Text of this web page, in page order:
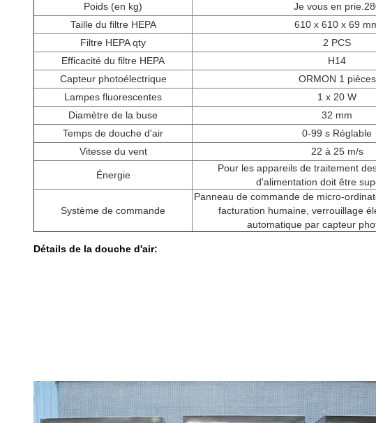
Poids (en kg)
Je vous en
Taille du filtre HEPA
610 x 610 x 69
Filtre HEPA qty
2 PCS
Efficacité du filtre HEPA
H14
Capteur photoélectrique
ORMON 1 pièces
Lampes fluorescentes
1 x 20 W
Diamètre de la buse
32 mm
Temps de douche d'air
0-99 s Réglable
Vitesse du vent
22 à 25 m/s
Énergie
Pour les appareils de traitement
d'alimentation doit être
Système de commande
Panneau de commande de micro-
facturation humaine, verrouillage
automatique par capteur
Détails de la douche d'air: